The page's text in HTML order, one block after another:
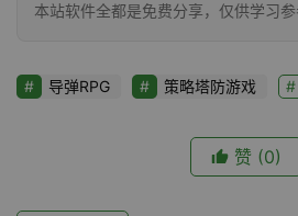
本站软件全都是免费分享，仅供学习参
导弹RPG 策略塔防游戏
赞 (0)